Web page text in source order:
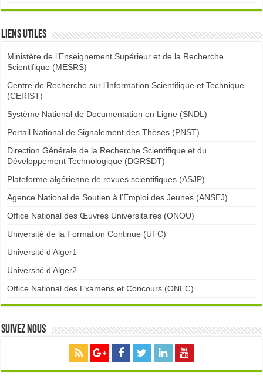
Liens utiles
Ministère de l’Enseignement Supérieur et de la Recherche
Scientifique (MESRS)
Centre de Recherche sur l’Information Scientifique et Technique
(CERIST)
Système National de Documentation en Ligne (SNDL)
Portail National de Signalement des Thèses (PNST)
Direction Générale de la Recherche Scientifique et du
Développement Technologique (DGRSDT)
Plateforme algérienne de revues scientifiques (ASJP)
Agence National de Soutien à l’Emploi des Jeunes (ANSEJ)
Office National des Œuvres Universitaires (ONOU)
Université de la Formation Continue (UFC)
Université d’Alger1
Université d’Alger2
Office National des Examens et Concours (ONEC)
Suivez nous